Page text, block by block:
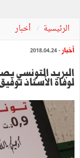
الرئيسية أخبار
أخبار - 2018.04.24
البريد التونسي
لوفاة الأستاذ